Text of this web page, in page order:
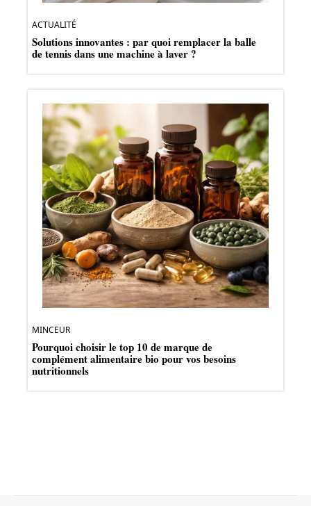
ACTUALITÉ
Solutions innovantes : par quoi remplacer la balle
de tennis dans une machine à laver ?
MINCEUR
Pourquoi choisir le top 10 de marque de
complément alimentaire bio pour vos besoins
nutritionnels